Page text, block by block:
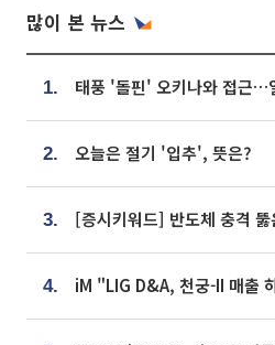
많이 본 뉴스
1.
2. 오늘은 절기 '입추', 뜻은?
3.
4.